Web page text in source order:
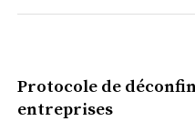
Protocole de
entreprises